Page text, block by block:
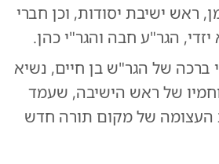
ראש ישיבת יסודות, וכן חברי
הגר"ע חבה והגר"י כהן.
של הגר"ש בן חיים, נשיא
של ראש הישיבה, שעמד
העצומה של מקום תורה חדש